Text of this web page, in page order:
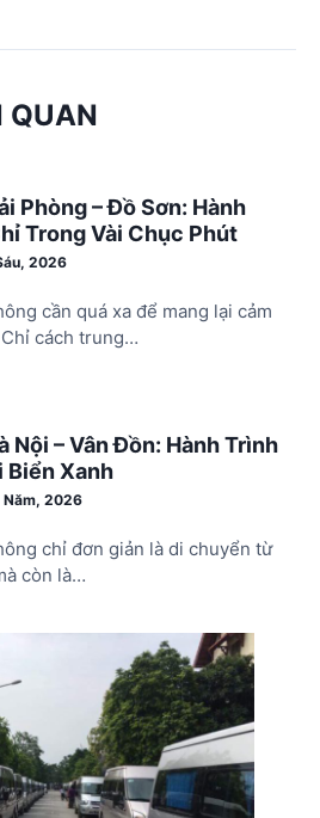
QUAN
Phòng – Đồ Sơn: Hành
Trong Vài Chục Phút
2026
cần quá xa để mang lại cảm
cách trung…
Nội – Vân Đồn: Hành Trình
Biển Xanh
Năm, 2026
chỉ đơn giản là di chuyển từ
còn là…